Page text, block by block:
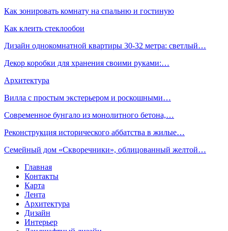
Как зонировать комнату на спальню и гостиную
Как клеить стеклообои
Дизайн однокомнатной квартиры 30-32 метра: светлый…
Декор коробки для хранения своими руками:…
Архитектура
Вилла с простым экстерьером и роскошными…
Современное бунгало из монолитного бетона,…
Реконструкция исторического аббатства в жилые…
Семейный дом «Скворечники», облицованный желтой…
Главная
Контакты
Карта
Лента
Архитектура
Дизайн
Интерьер